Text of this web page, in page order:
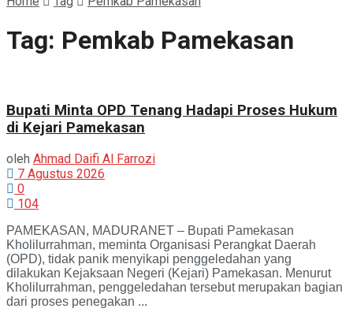
Tag: Pemkab Pamekasan
Bupati Minta OPD Tenang Hadapi Proses Hukum
di Kejari Pamekasan
oleh Ahmad Daifi Al Farrozi
7 Agustus 2026
0
104
PAMEKASAN, MADURANET – Bupati Pamekasan
Kholilurrahman, meminta Organisasi Perangkat Daerah
(OPD), tidak panik menyikapi penggeledahan yang
dilakukan Kejaksaan Negeri (Kejari) Pamekasan. Menurut
Kholilurrahman, penggeledahan tersebut merupakan bagian
dari proses penegakan ...